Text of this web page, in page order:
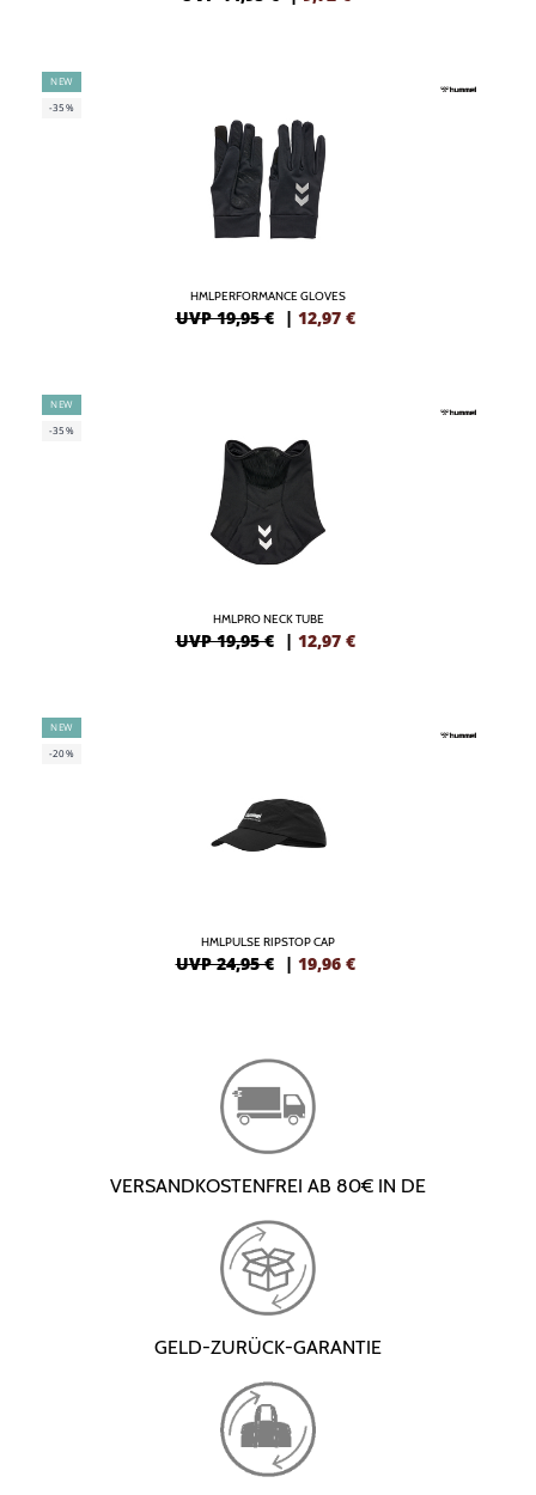
NEW
-35%
HMLPERFORMANCE GLOVES
UVP 19,95 € | 12,97 €
NEW
-35%
HMLPRO NECK TUBE
UVP 19,95 € | 12,97 €
NEW
-20%
HMLPULSE RIPSTOP CAP
UVP 24,95 € | 19,96 €
VERSANDKOSTENFREI AB 80€ IN DE
GELD-ZURÜCK-GARANTIE